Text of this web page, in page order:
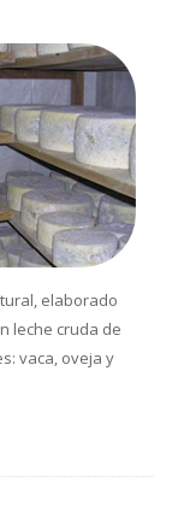
elaborado
leche cruda de
vaca, oveja y